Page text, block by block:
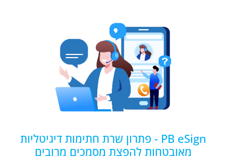
PB eSign - פתרון שרת חתימות דיגיטליות
מאובטחות להפצת מסמכים מרובים